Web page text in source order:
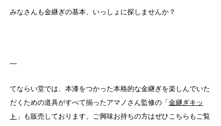
みなさんも金継ぎの基本、いっしょに探しませんか？
—
てならい堂では、本漆をつかった本格的な金継ぎを楽しんでいた
だくための道具がすべて揃ったアマノさん監修の「金継ぎキッ
ト 」も販売しております。ご興味お持ちの方はぜひこちらもご覧